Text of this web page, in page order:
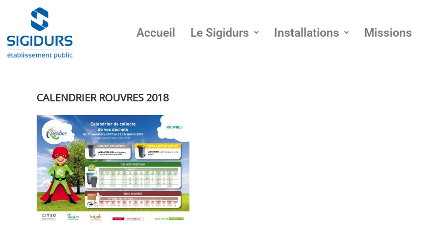
Accueil Le Sigidurs Installations Missions
CALENDRIER ROUVRES 2018